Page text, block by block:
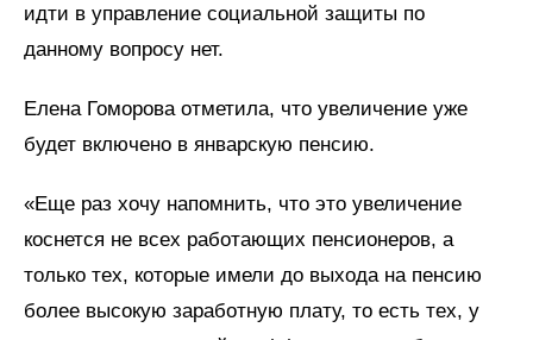
идти в управление социальной защиты по
данному вопросу нет.
Елена Гоморова отметила, что увеличение уже
будет включено в январскую пенсию.
«Еще раз хочу напомнить, что это увеличение
коснется не всех работающих пенсионеров, а
только тех, которые имели до выхода на пенсию
более высокую заработную плату, то есть тех, у